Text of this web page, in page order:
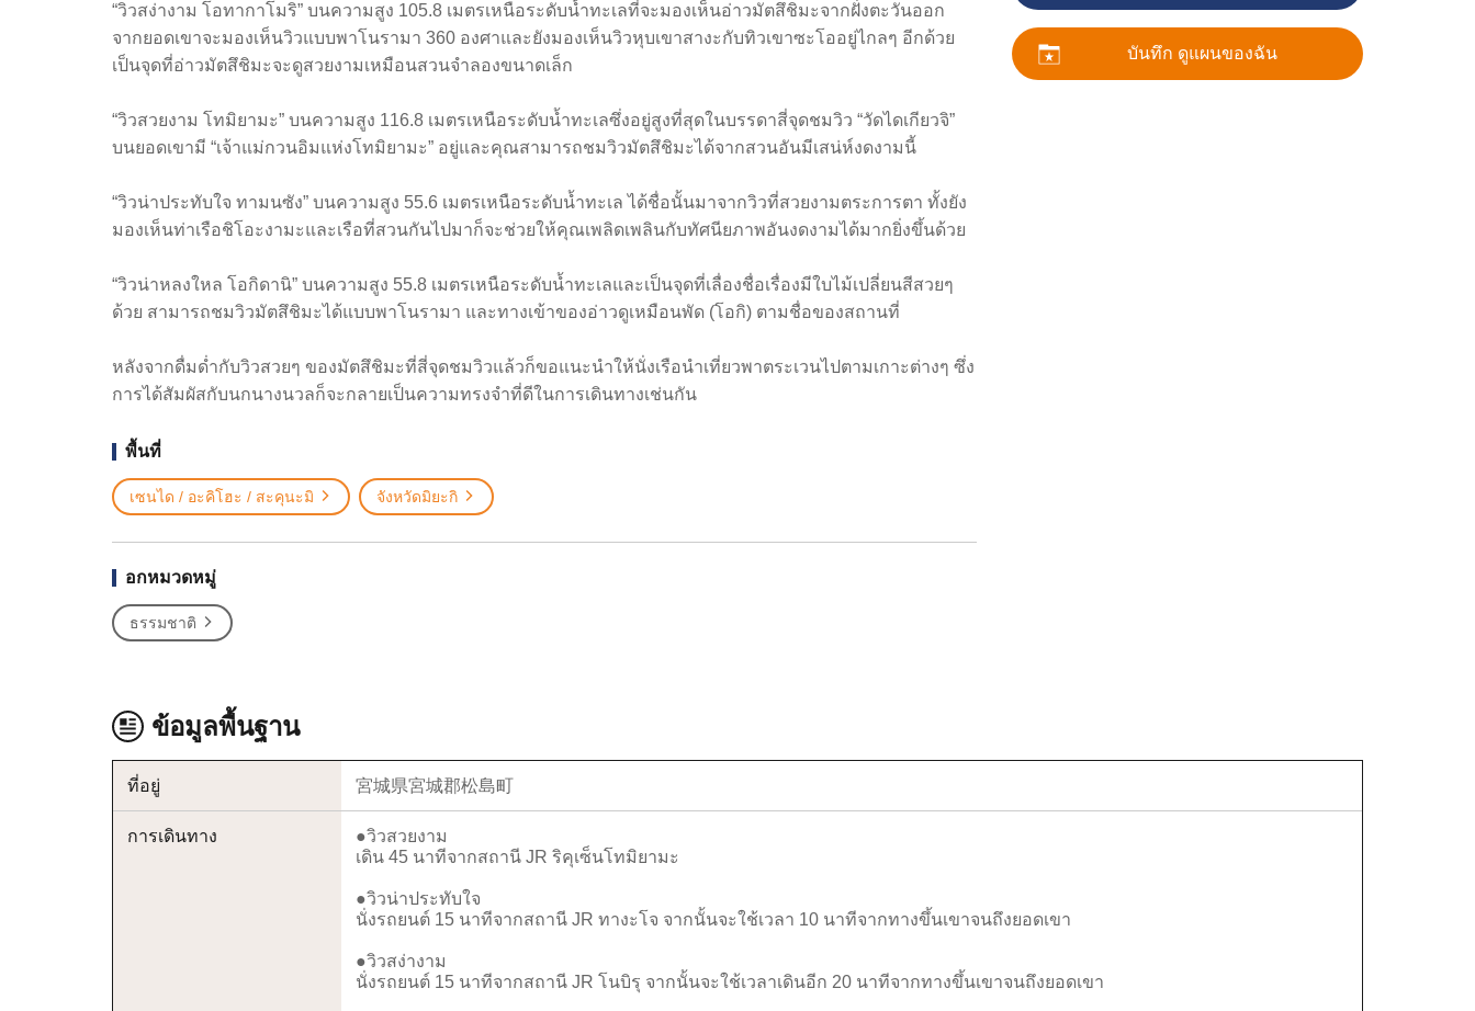
“วิวสง่างาม โอทากาโมริ” บนความสูง 105.8 เมตรเหนือระดับน้ำทะเลที่จะมองเห็นอ่าวมัตสึชิมะจากฝั่งตะวันออก
จากยอดเขาจะมองเห็นวิวแบบพาโนรามา 360 องศาและยังมองเห็นวิวหุบเขาสางะกับทิวเขาซะโออยู่ไกลๆ อีกด้วย
เป็นจุดที่อ่าวมัตสึชิมะจะดูสวยงามเหมือนสวนจำลองขนาดเล็ก
“วิวสวยงาม โทมิยามะ” บนความสูง 116.8 เมตรเหนือระดับน้ำทะเลซึ่งอยู่สูงที่สุดในบรรดาสี่จุดชมวิว “วัดไดเกียวจิ”
บนยอดเขามี “เจ้าแม่กวนอิมแห่งโทมิยามะ” อยู่และคุณสามารถชมวิวมัตสึชิมะได้จากสวนอันมีเสน่ห์งดงามนี้
“วิวน่าประทับใจ ทามนซัง” บนความสูง 55.6 เมตรเหนือระดับน้ำทะเล ได้ชื่อนั้นมาจากวิวที่สวยงามตระการตา ทั้งยัง
มองเห็นท่าเรือชิโอะงามะและเรือที่สวนกันไปมาก็จะช่วยให้คุณเพลิดเพลินกับทัศนียภาพอันงดงามได้มากยิ่งขึ้นด้วย
“วิวน่าหลงใหล โอกิดานิ” บนความสูง 55.8 เมตรเหนือระดับน้ำทะเลและเป็นจุดที่เลื่องชื่อเรื่องมีใบไม้เปลี่ยนสีสวยๆ
ด้วย สามารถชมวิวมัตสึชิมะได้แบบพาโนรามา และทางเข้าของอ่าวดูเหมือนพัด (โอกิ) ตามชื่อของสถานที่
หลังจากดื่มด่ำกับวิวสวยๆ ของมัตสึชิมะที่สี่จุดชมวิวแล้วก็ขอแนะนำให้นั่งเรือนำเที่ยวพาตระเวนไปตามเกาะต่างๆ ซึ่ง
การได้สัมผัสกับนกนางนวลก็จะกลายเป็นความทรงจำที่ดีในการเดินทางเช่นกัน
พื้นที่
เซนได / อะคิโฮะ / สะคุนะมิ จังหวัดมิยะกิ
อกหมวดหมู่
ธรรมชาติ
บันทึก ดูแผนของฉัน
ข้อมูลพื้นฐาน
ที่อยู่ 宮城県宮城郡松島町
การเดินทาง
●วิวสวยงาม
เดิน 45 นาทีจากสถานี JR ริคุเซ็นโทมิยามะ
●วิวน่าประทับใจ
นั่งรถยนต์ 15 นาทีจากสถานี JR ทางะโจ จากนั้นจะใช้เวลา 10 นาทีจากทางขึ้นเขาจนถึงยอดเขา
●วิวสง่างาม
นั่งรถยนต์ 15 นาทีจากสถานี JR โนบิรุ จากนั้นจะใช้เวลาเดินอีก 20 นาทีจากทางขึ้นเขาจนถึงยอดเขา